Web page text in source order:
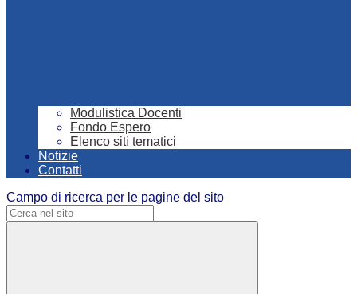
Modulistica Docenti
Fondo Espero
Elenco siti tematici
Notizie
Contatti
Campo di ricerca per le pagine del sito